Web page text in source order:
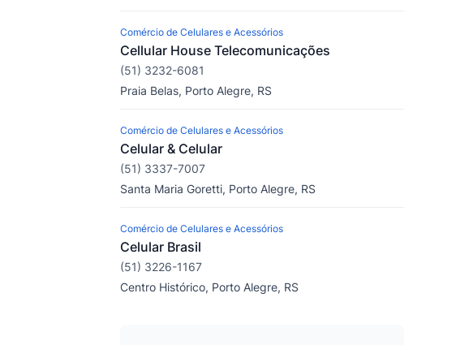
Comércio de Celulares e Acessórios
Cellular House Telecomunicações
(51) 3232-6081
Praia Belas, Porto Alegre, RS
Comércio de Celulares e Acessórios
Celular & Celular
(51) 3337-7007
Santa Maria Goretti, Porto Alegre, RS
Comércio de Celulares e Acessórios
Celular Brasil
(51) 3226-1167
Centro Histórico, Porto Alegre, RS